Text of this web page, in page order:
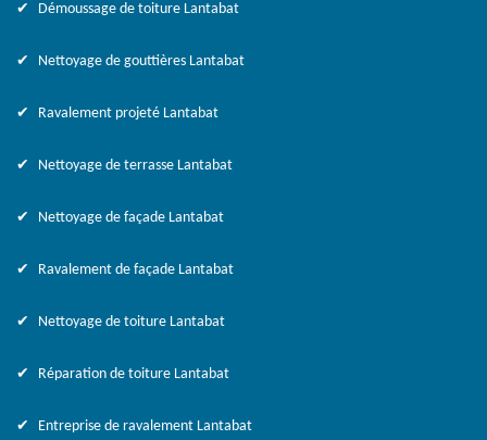
Démoussage de toiture Lantabat
Nettoyage de gouttières Lantabat
Ravalement projeté Lantabat
Nettoyage de terrasse Lantabat
Nettoyage de façade Lantabat
Ravalement de façade Lantabat
Nettoyage de toiture Lantabat
Réparation de toiture Lantabat
Entreprise de ravalement Lantabat